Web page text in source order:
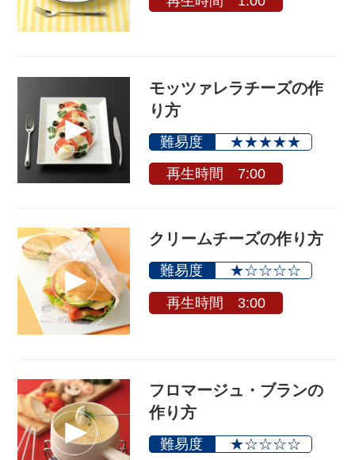
モッツァレラチーズの作
り方
難易度 ★★★★★
再生時間 7:00
クリームチーズの作り方
難易度 ★☆☆☆☆
再生時間 3:00
フロマージュ・ブランの
作り方
難易度 ★☆☆☆☆